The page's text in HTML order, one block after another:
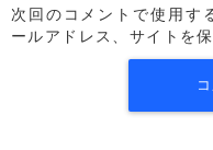
次回のコメントで使用す
ールアドレス、サイトを保